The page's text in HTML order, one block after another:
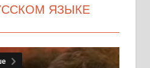
ЯЗЫКЕ